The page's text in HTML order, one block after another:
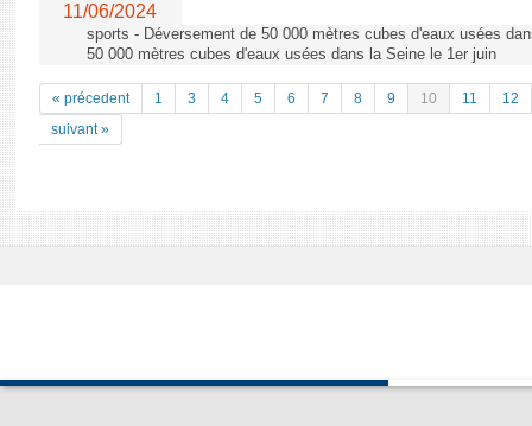
11/06/2024
sports - Déversement de 50 000 mètres cubes d'eaux usées
50 000 mètres cubes d'eaux usées dans la Seine le 1er juin
« précedent 1 3 4 5 6 7 8 9 10 11
12
suivant »